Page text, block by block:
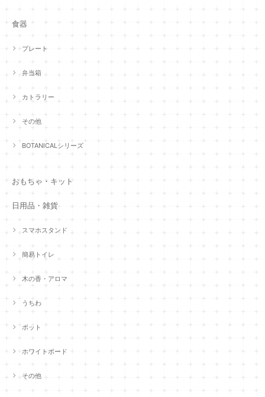
食器
プレート
弁当箱
カトラリー
その他
BOTANICALシリーズ
おもちゃ・キット
日用品・雑貨
スマホスタンド
簡易トイレ
木の香・アロマ
うちわ
ポット
ホワイトボード
その他